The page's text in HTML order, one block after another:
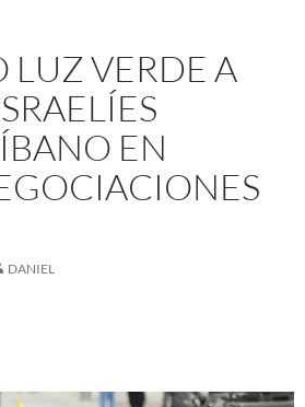
LUZ VERDE A
EN
DANIEL